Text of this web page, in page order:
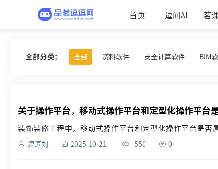
首页 逗问AI 茗
全部分类： 全部 资料软件 安全计算软件 BIM
关于操作平台，移动式操作平台和定型化操作平台
装饰装修工程中，移动式操作平台和定型化操作平台是否
逗逗刘 2025-10-21 550 0